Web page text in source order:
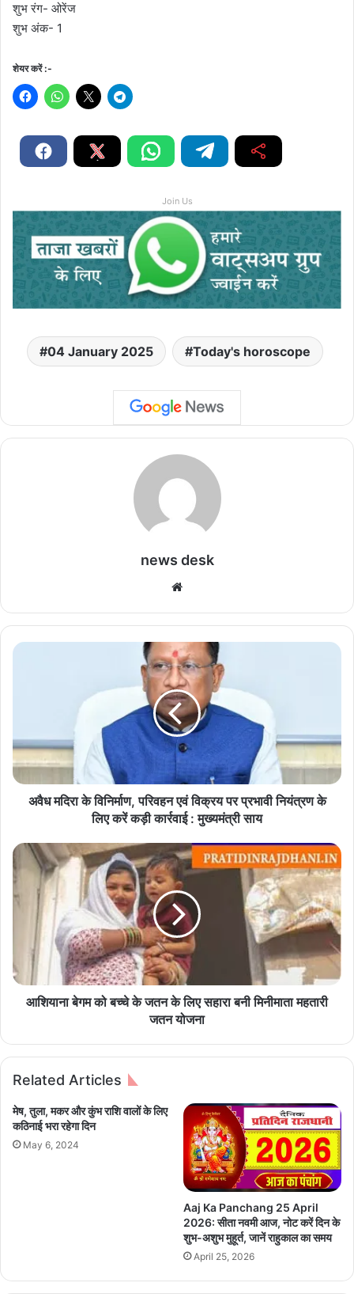
शुभ रंग- ओरेंज
शुभ अंक- 1
शेयर करें :-
Join Us
04 January 2025 Today's horoscope
news desk
te
अ
के
वि
नि
प
रि
व
ह
वि
क्र
प्र
वी
यं
त्र
ण
का
अवैध मदिरा के विनिर्माण, परिवहन एवं विक्रय पर प्रभावी नियंत्रण के
लिए करें कड़ी कार्रवाई : मुख्यमंत्री साय
आ
शि
या
ना
को
ब
के
ए
स
हा
म
आशियाना बेगम को बच्चे के जतन के लिए सहारा बनी मिनीमाता महतारी
जतन योजना
Related Articles
मेष, तुला, मकर और कुंभ राशि वालों के लिए
कठिनाई भरा रहेगा दिन
May 6, 2024
Aaj Ka Panchang 25 April
2026: सीता नवमी आज, नोट करें दिन के
शुभ-अशुभ मुहूर्त, जानें राहुकाल का समय
April 25, 2026